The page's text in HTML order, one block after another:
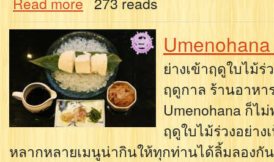
ย่างเข้าฤดูใบไม้
ฤดูกาล ร้านอาหา
Umenohana ก็ไ
ฤดูใบไม้ร่วงอย่า
หลากหลายเมนูน่ากินให้ทุกท่านได้ลิ้มลองกัน